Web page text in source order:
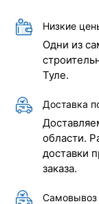
Низкие
Одни из
Туле.
Доставка
области.
доставки
заказа.
Самовывоз